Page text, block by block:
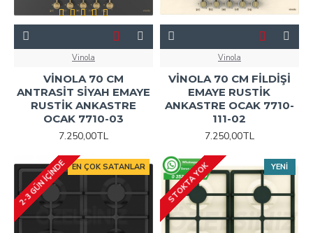
Vinola
VİNOLA 70 CM
ANTRASİT SİYAH EMAYE
RUSTİK ANKASTRE
OCAK 7710-03
7.250,00TL
Vinola
VİNOLA 70 CM FİLDİŞİ
EMAYE RUSTİK
ANKASTRE OCAK 7710-
111-02
7.250,00TL
EN ÇOK SATANLAR
2-3 GÜN IÇINDE YENI
STOKTA YOK